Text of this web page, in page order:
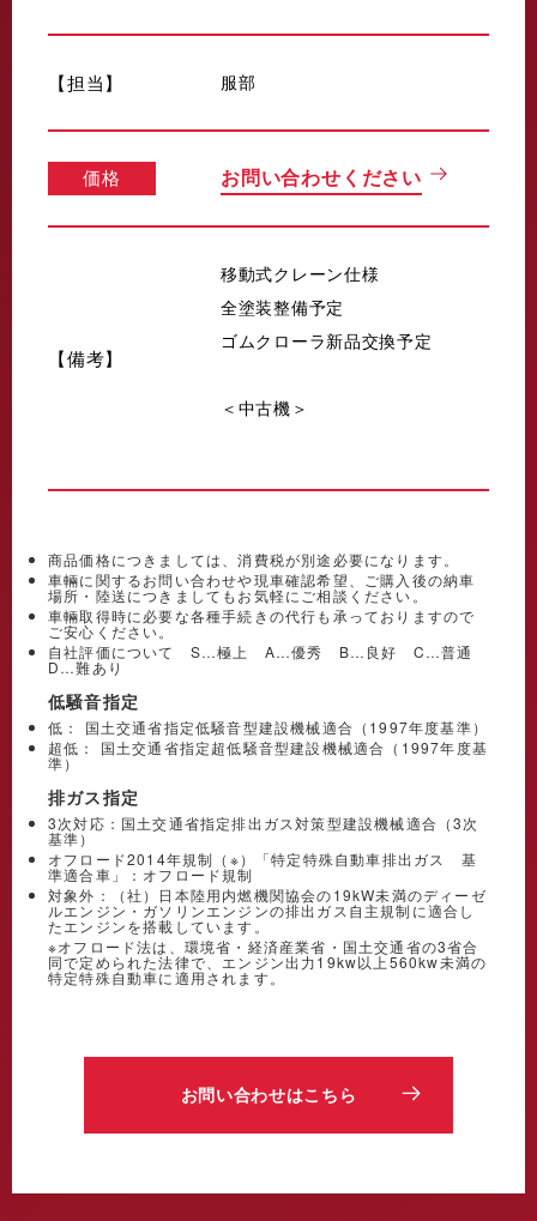
【担当】 服部
価格 お問い合わせください
【備考】
移動式クレーン仕様
全塗装整備予定
ゴムクローラ新品交換予定
＜中古機＞
商品価格につきましては、消費税が別途必要になります。
車輛に関するお問い合わせや現車確認希望、ご購入後の納車
場所・陸送につきましてもお気軽にご相談ください。
車輛取得時に必要な各種手続きの代行も承っておりますので
ご安心ください。
自社評価について S…極上 A…優秀 B…良好 C…普通
D…難あり
低騒音指定
低： 国土交通省指定低騒音型建設機械適合（1997年度基準）
超低： 国土交通省指定超低騒音型建設機械適合（1997年度基
準）
排ガス指定
3次対応：国土交通省指定排出ガス対策型建設機械適合（3次
基準）
オフロード2014年規制（※）「特定特殊自動車排出ガス 基
準適合車」：オフロード規制
対象外：（社）日本陸用内燃機関協会の19kW未満のディーゼ
ルエンジン・ガソリンエンジンの排出ガス自主規制に適合し
たエンジンを搭載しています。
※オフロード法は、環境省・経済産業省・国土交通省の3省合
同で定められた法律で、エンジン出力19kw以上560kw未満の
特定特殊自動車に適用されます。
お問い合わせはこちら